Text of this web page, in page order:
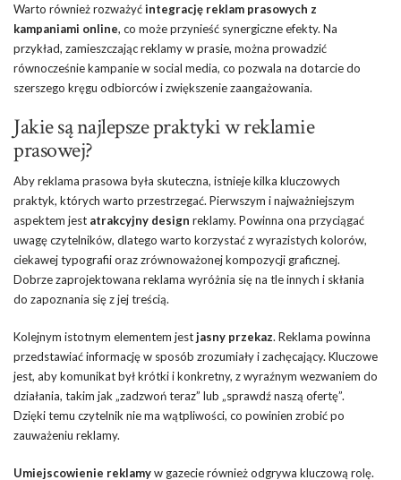
Warto również rozważyćintegrację reklam prasowych z
kampaniami online, co może przynieść synergiczne efekty. Na
przykład, zamieszczając reklamy w prasie, można prowadzić
równocześnie kampanie w social media, co pozwala na dotarcie do
szerszego kręgu odbiorców i zwiększenie zaangażowania.
Jakie są najlepsze praktyki w reklamie
prasowej?
Aby reklama prasowa była skuteczna, istnieje kilka kluczowych
praktyk, których warto przestrzegać. Pierwszym i najważniejszym
aspektem jest atrakcyjny design reklamy. Powinna ona przyciągać
uwagę czytelników, dlatego warto korzystać z wyrazistych kolorów,
ciekawej typografii oraz zrównoważonej kompozycji graficznej.
Dobrze zaprojektowana reklama wyróżnia się na tle innych i skłania
do zapoznania się z jej treścią.
Kolejnym istotnym elementem jestjasny przekaz. Reklama powinna
przedstawiać informację w sposób zrozumiały i zachęcający. Kluczowe
jest, aby komunikat był krótki i konkretny, z wyraźnym wezwaniem do
działania, takim jak „zadzwoń teraz” lub „sprawdź naszą ofertę”.
Dzięki temu czytelnik nie ma wątpliwości, co powinien zrobić po
zauważeniu reklamy.
Umiejscowienie reklamyw gazecie również odgrywa kluczową rolę.